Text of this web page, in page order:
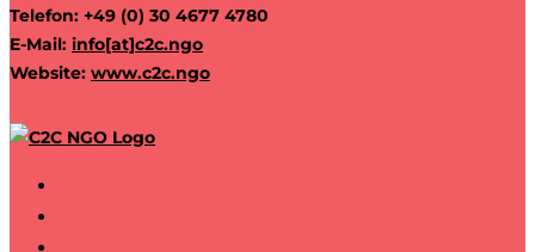
Telefon: +49 (0) 30 4677 4780
E-Mail: info[at]c2c.ngo
Website: www.c2c.ngo